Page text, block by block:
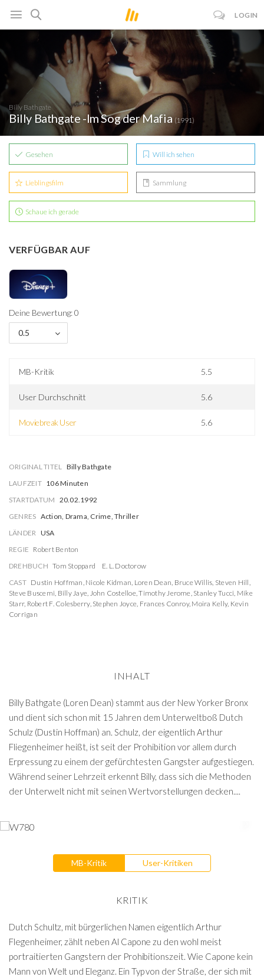
LOGIN
Billy Bathgate
Billy Bathgate -Im Sog der Mafia(1991)
Gesehen Will ich sehen
Lieblingsfilm Sammlung
Schaue ich gerade
VERFÜGBAR AUF
Deine Bewertung: 0
0.5
MB-Kritik 5.5
User Durchschnitt 5.6
Moviebreak User 5.6
ORIGINAL TITEL Billy Bathgate
LAUFZEIT 106 Minuten
STARTDATUM 20.02.1992
GENRES Action, Drama, Crime, Thriller
LÄNDER USA
REGIE Robert Benton
DREHBUCH Tom Stoppard
E. L. Doctorow
CAST Dustin Hoffman, Nicole Kidman, Loren Dean, Bruce Willis, Steven Hill,
Steve Buscemi, Billy Jaye, John Costelloe,Timothy Jerome, Stanley Tucci, Mike
Starr, Robert F. Colesberry, Stephen Joyce, Frances Conroy, Moira Kelly, Kevin
Corrigan
INHALT
Billy Bathgate (Loren Dean) stammt aus der New Yorker Bronx
und dient sich schon mit 15 Jahren dem Unterweltboß Dutch
Schulz (Dustin Hoffman) an. Schulz, der eigentlich Arthur
Fliegenheimer heißt, ist seit der Prohibition vor allem durch
Erpressung zu einem der gefürchtesten Gangster aufgestiegen.
Während seiner Lehrzeit erkennt Billy, dass sich die Methoden
der Unterwelt nicht mit seinen Wertvorstellungen decken....
MB-Kritik User-Kritiken
KRITIK
Dutch Schultz, mit bürgerlichen Namen eigentlich Arthur
Flegenheimer, zählt neben Al Capone zu den wohl meist
portraitierten Gangstern der Prohibitionszeit. Wie Capone kein
Mann von Welt und Eleganz. Ein Typ von der Straße, der sich mit